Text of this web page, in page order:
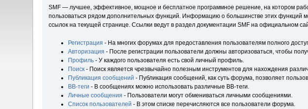
SMF — лучшее, эффективное, мощное и бесплатное программное решение, на котором
пользоваться рядом дополнительных функций. Информацию о большинстве этих функций
ссылок на текущей странице. Ссылки ведут в раздел документации SMF на официальном
Регистрация - На многих форумах для предоставления пользователям полного
Авторизация - После регистрации пользователи должны авторизоваться, чтобы
Профиль- У каждого пользователя есть свой личный профиль.
Поиск- Поиск является чрезвычайно полезным инструментов для нахождения
Публикация сообщений - Публикация сообщений, как суть форума, позволяет
BB-теги - В сообщениях можно использовать различные BB-теги.
Личные сообщения - Пользователи могут обмениваться личными сообщениями.
Список пользователей - В этом списке перечисляются все пользователи форума.